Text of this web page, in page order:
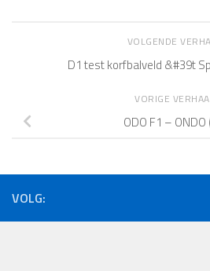
VOLGENDE
D1 test korfbalveld &#39t
VORIGE
ODO F1 – ONDO
VOLG: